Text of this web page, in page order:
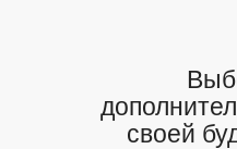
своей